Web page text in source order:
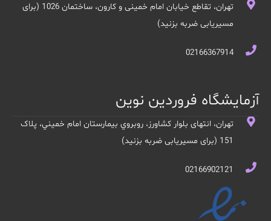
تهران، تقاطع خیابان امام خمینی و کارون، ساختمان 1026 (برای
مسیریابی ضربه بزنید)
02166367914
آزمایشگاه فروردین نوین
تهران، انتهای بلوار کشاورز، روبروي بيمارستان امام خميني، پلاک
151 (برای مسیریابی ضربه بزنید)
02166902121